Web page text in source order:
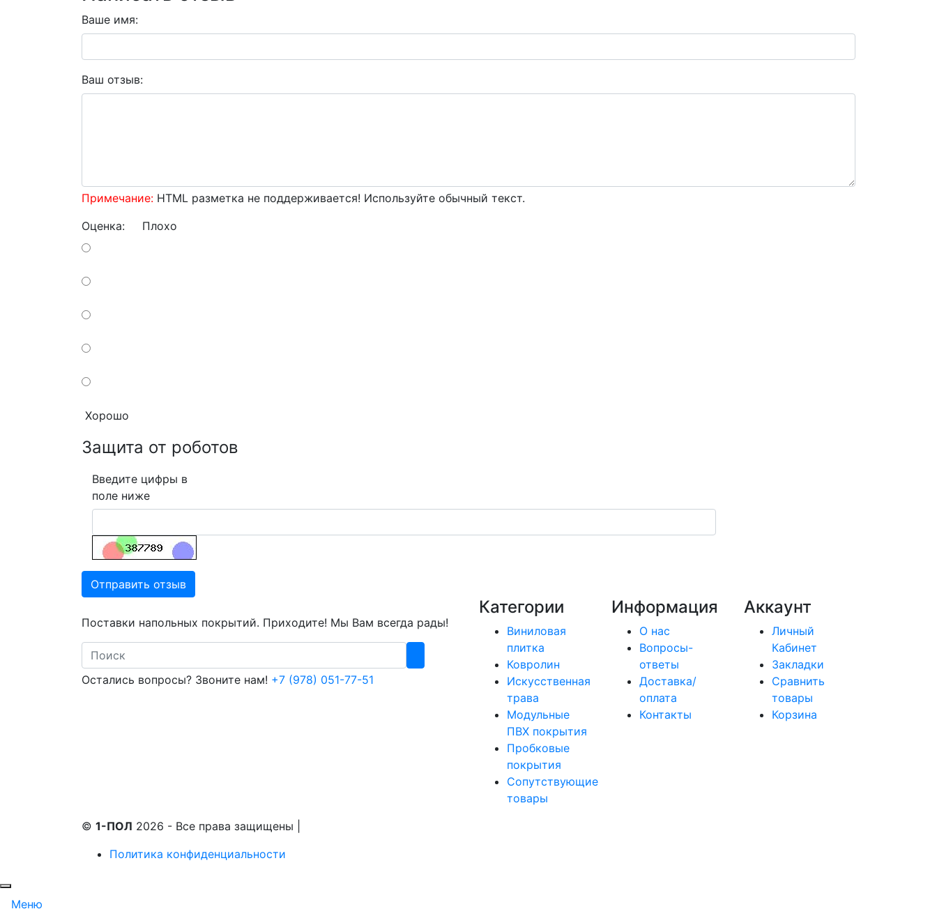
Ваше имя:
Ваш отзыв:
Примечание: HTML разметка не поддерживается! Используйте обычный текст.
Оценка: Плохо
Хорошо
Защита от роботов
Введите цифры в
поле ниже
Отправить отзыв
Поставки напольных покрытий. Приходите! Мы Вам всегда рады!
Search
Остались вопросы? Звоните нам! +7 (978) 051-77-51
Категории
Виниловая
плитка
Ковролин
Искусственная
трава
Модульные
ПВХ покрытия
Пробковые
покрытия
Сопутствующие
товары
Информация
О нас
Вопросы-
ответы
Доставка/
оплата
Контакты
Аккаунт
Личный
Кабинет
Закладки
Сравнить
товары
Корзина
© 1-ПОЛ 2026 - Все права защищены
Политика конфиденциальности
Меню